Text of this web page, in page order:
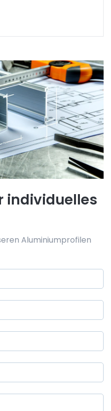
individuelles
Aluminiumprofilen